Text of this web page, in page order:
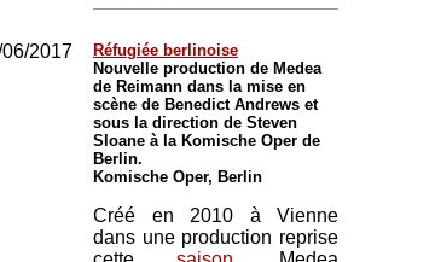
2017
Réfugiée berlinoise
Nouvelle production de Medea
de Reimann dans la mise en
scène de Benedict Andrews et
sous la direction de Steven
Sloane à la Komische Oper de
Berlin.
Komische Oper, Berlin
Créé en 2010 à Vienne
dans une production reprise